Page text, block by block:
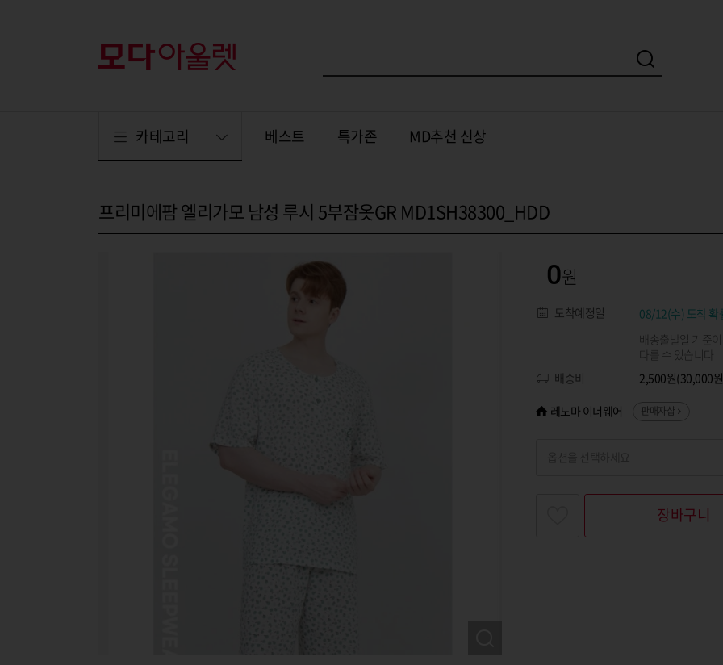
카테고리 베스트 특가존 MD추천 신상
프리미에팜 엘리가모 남성 루시 5부잠옷GR MD1SH38300_HDD
0
도착예정일
08/12(수) 도착 확
배송출발일 기준
다를 수 있습니다
배송비
2,500원(30,000
레노마 이너웨어 판매자샵
찾고싶은 옵션명을 입력해 주세요
장바구니